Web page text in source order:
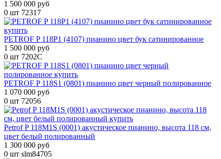
1 500 000 руб
0 шт 72317
PETROF P 118P1 (4107) пианино цвет бук сатинированное
1 500 000 руб
0 шт 7202C
PETROF P 118S1 (0801) пианино цвет черный полированное
1 070 000 руб
0 шт 72056
Petrof P 118M1S (0001) акустическое пианино, высота 118 см,
цвет белый полированный
1 300 000 руб
0 шт slm84705